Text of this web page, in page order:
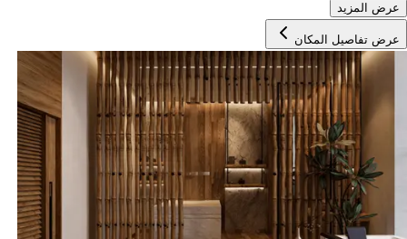
عرض المزيد
عرض تفاصيل المكان